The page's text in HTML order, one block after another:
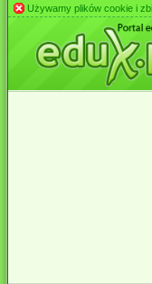
Używamy plików cookie i